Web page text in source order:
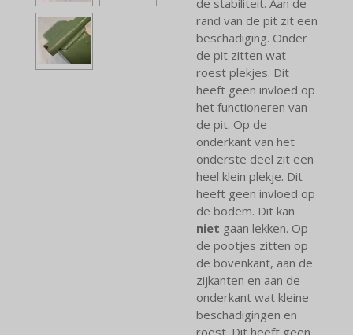
rand van de pit zit een
beschadiging. Onder
de pit zitten wat
roest plekjes. Dit
heeft geen invloed op
het functioneren van
de pit. Op de
onderkant van het
onderste deel zit een
heel klein plekje. Dit
heeft geen invloed op
de bodem. Dit kan
niet gaan lekken. Op
de pootjes zitten op
de bovenkant, aan de
zijkanten en aan de
onderkant wat kleine
beschadigingen en
roest. Dit heeft geen